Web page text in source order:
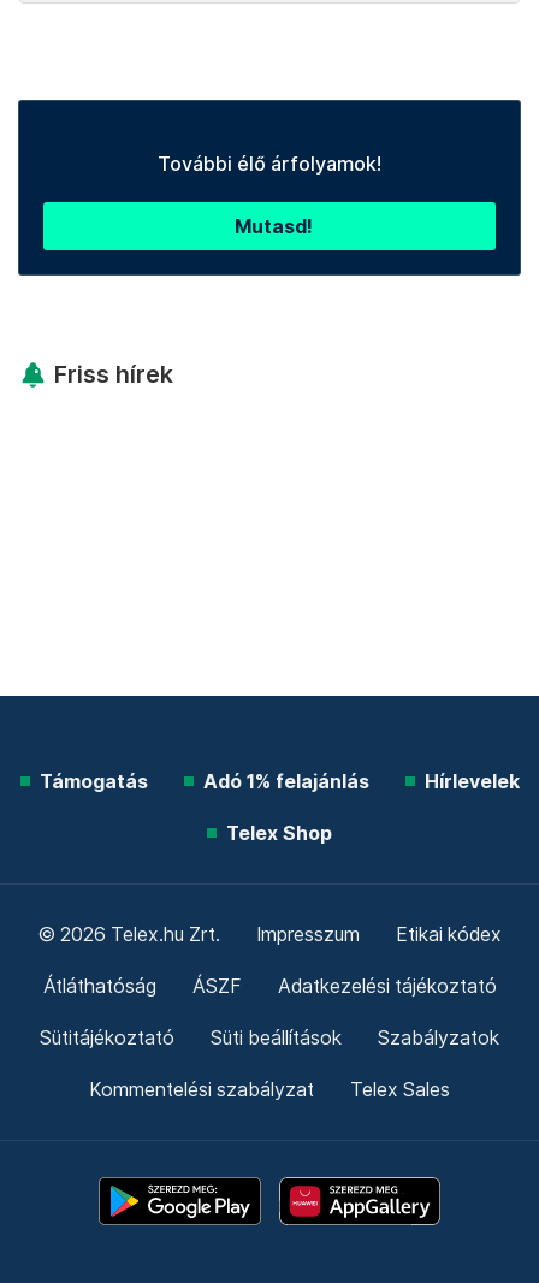
További élő árfolyamok!
Mutasd!
Friss hírek
Támogatás Adó 1% felajánlás Hírlevelek
Telex Shop
© 2026 Telex.hu Zrt. Impresszum Etikai kódex
Átláthatóság ÁSZF Adatkezelési tájékoztató
Sütitájékoztató Süti beállítások Szabályzatok
Kommentelési szabályzat Telex Sales